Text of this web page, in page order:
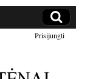
Prisijungti